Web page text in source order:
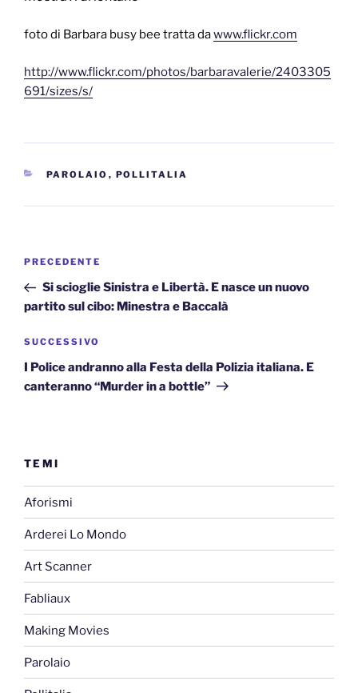
foto di Barbara busy bee tratta dawww.flickr.com
http://www.flickr.com/photos/barbaravalerie/2403305
691/sizes/s/
CATEGORIE
PAROLAIO , POLLITALIA
Navigazione
Articolo
precedente:
PRECEDENTE
Si scioglie Sinistra e Libertà. E nasce un nuovo
partito sul cibo: Minestra e Baccalà
Articolo
successivo
SUCCESSIVO
I Police andranno alla Festa della Polizia italiana. E
canteranno “Murder in a bottle”
TEMI
Aforismi
Arderei Lo Mondo
Art Scanner
Fabliaux
Making Movies
Parolaio